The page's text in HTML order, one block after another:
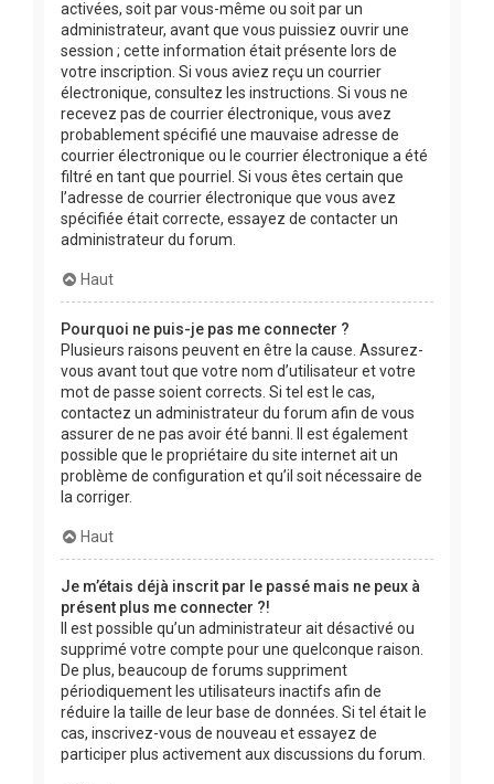
activées, soit par vous-même ou soit par un
administrateur, avant que vous puissiez ouvrir une
session ; cette information était présente lors de
votre inscription. Si vous aviez reçu un courrier
électronique, consultez les instructions. Si vous ne
recevez pas de courrier électronique, vous avez
probablement spécifié une mauvaise adresse de
courrier électronique ou le courrier électronique a été
filtré en tant que pourriel. Si vous êtes certain que
l’adresse de courrier électronique que vous avez
spécifiée était correcte, essayez de contacter un
administrateur du forum.
Haut
Pourquoi ne puis-je pas me connecter ?
Plusieurs raisons peuvent en être la cause. Assurez-
vous avant tout que votre nom d’utilisateur et votre
mot de passe soient corrects. Si tel est le cas,
contactez un administrateur du forum afin de vous
assurer de ne pas avoir été banni. Il est également
possible que le propriétaire du site internet ait un
problème de configuration et qu’il soit nécessaire de
la corriger.
Haut
Je m’étais déjà inscrit par le passé mais ne peux à
présent plus me connecter ?!
Il est possible qu’un administrateur ait désactivé ou
supprimé votre compte pour une quelconque raison.
De plus, beaucoup de forums suppriment
périodiquement les utilisateurs inactifs afin de
réduire la taille de leur base de données. Si tel était le
cas, inscrivez-vous de nouveau et essayez de
participer plus activement aux discussions du forum.